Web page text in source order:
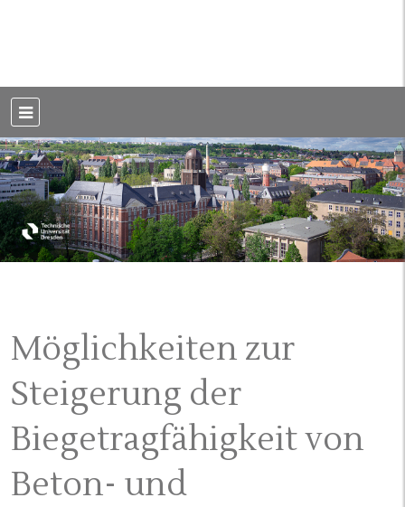
Dresden
Möglichkeiten zur
Steigerung der
Biegetragfähigkeit von
Beton- und